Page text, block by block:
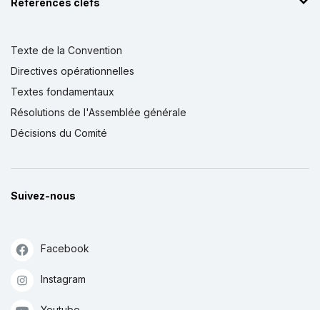
Références clefs
Texte de la Convention
Directives opérationnelles
Textes fondamentaux
Résolutions de l'Assemblée générale
Décisions du Comité
Suivez-nous
Facebook
Instagram